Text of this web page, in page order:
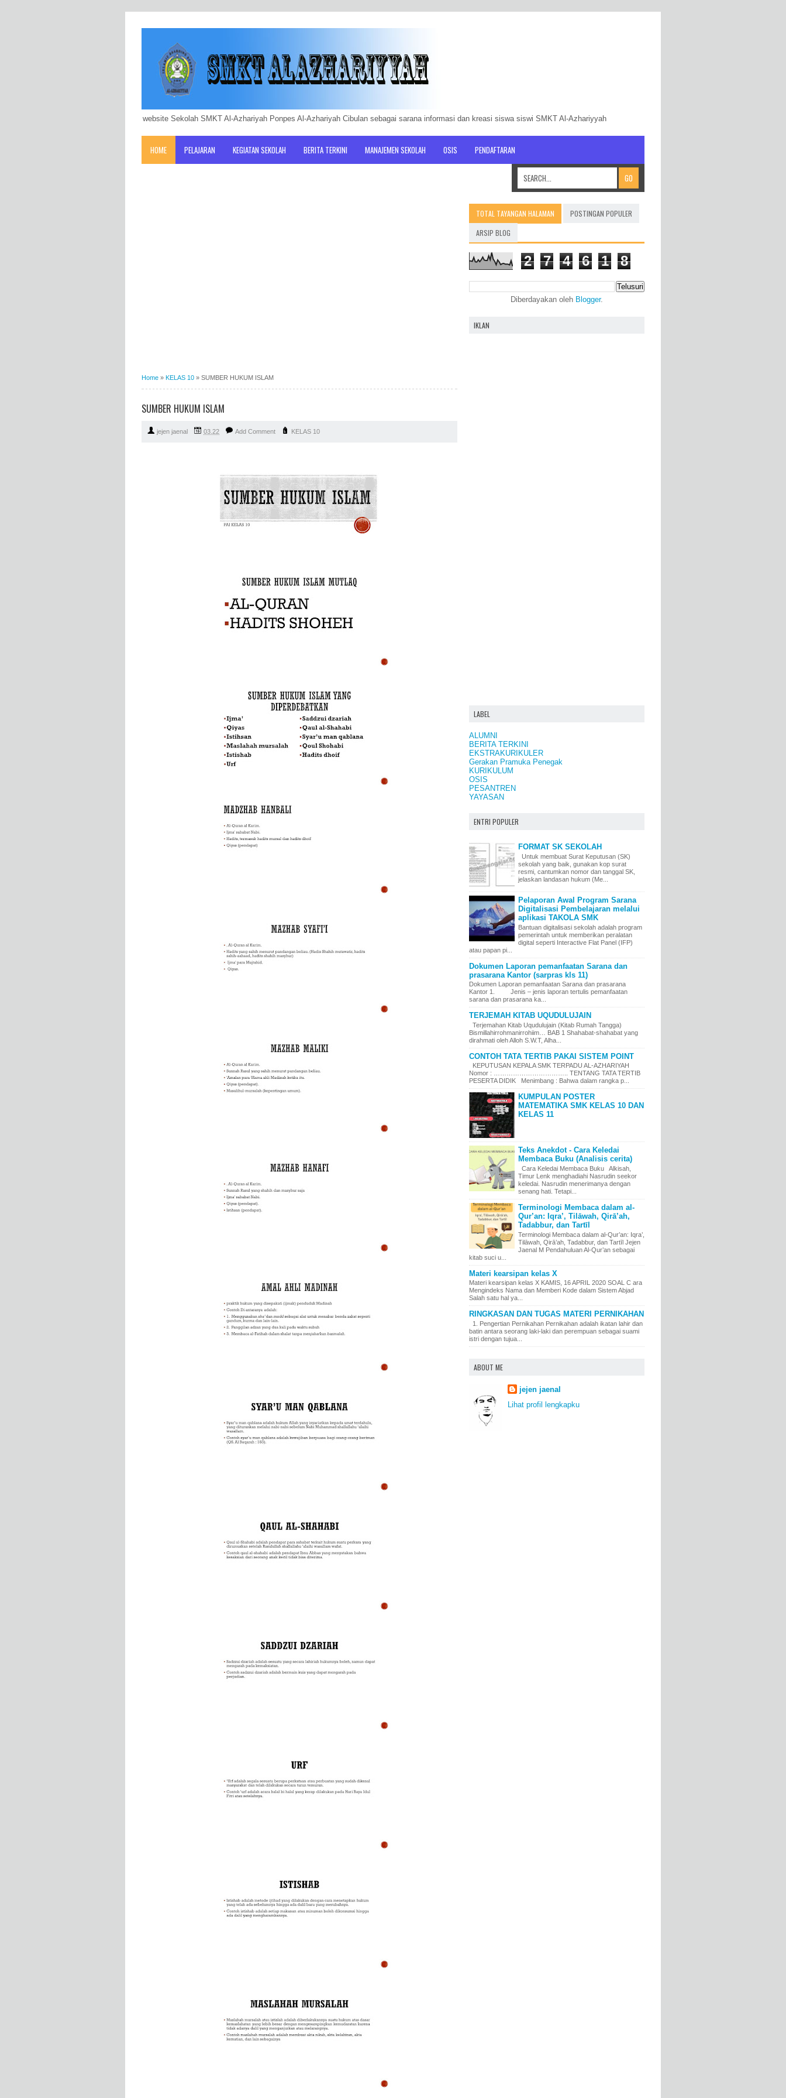
website Sekolah SMKT Al-Azhariyah Ponpes Al-Azhariyah Cibulan sebagai sarana informasi dan kreasi siswa siswi SMKT Al-Azhariyyah
HOME PELAJARAN KEGIATAN SEKOLAH BERITA TERKINI MANAJEMEN SEKOLAH OSIS PENDAFTARAN
Home » KELAS 10 » SUMBER HUKUM ISLAM
SUMBER HUKUM ISLAM
jejen jaenal 03.22 Add Comment KELAS 10
TOTAL TAYANGAN HALAMAN
POSTINGAN POPULER
ARSIP BLOG
2 7 4 6 1 8
Diberdayakan oleh Blogger.
IKLAN
LABEL
ALUMNI
BERITA TERKINI
EKSTRAKURIKULER
Gerakan Pramuka Penegak
KURIKULUM
OSIS
PESANTREN
YAYASAN
ENTRI POPULER
FORMAT SK SEKOLAH
Untuk membuat Surat Keputusan (SK)
sekolah yang baik, gunakan kop surat
resmi, cantumkan nomor dan tanggal SK,
jelaskan landasan hukum (Me...
Pelaporan Awal Program Sarana
Digitalisasi Pembelajaran melalui
aplikasi TAKOLA SMK
Bantuan digitalisasi sekolah adalah program
pemerintah untuk memberikan peralatan
digital seperti Interactive Flat Panel (IFP)
atau papan pi...
Dokumen Laporan pemanfaatan Sarana dan
prasarana Kantor (sarpras kls 11)
Dokumen Laporan pemanfaatan Sarana dan prasarana
Kantor 1. Jenis – jenis laporan tertulis pemanfaatan
sarana dan prasarana ka...
TERJEMAH KITAB UQUDULUJAIN
Terjemahan Kitab Uqudulujain (Kitab Rumah Tangga)
Bismillahirrohmanirrohiim… BAB 1 Shahabat-shahabat yang
dirahmati oleh Alloh S.W.T, Alha...
CONTOH TATA TERTIB PAKAI SISTEM POINT
KEPUTUSAN KEPALA SMK TERPADU AL-AZHARIYAH
Nomor : …………………………….. TENTANG TATA TERTIB
PESERTA DIDIK Menimbang : Bahwa dalam rangka p...
KUMPULAN POSTER
MATEMATIKA SMK KELAS 10 DAN
KELAS 11
Teks Anekdot - Cara Keledai
Membaca Buku (Analisis cerita)
Cara Keledai Membaca Buku Alkisah,
Timur Lenk menghadiahi Nasrudin seekor
keledai. Nasrudin menerimanya dengan
senang hati. Tetapi...
Terminologi Membaca dalam al-
Qur’an: Iqra’, Tilāwah, Qirā’ah,
Tadabbur, dan Tartīl
Terminologi Membaca dalam al-Qur’an: Iqra’,
Tilāwah, Qirā’ah, Tadabbur, dan Tartīl Jejen
Jaenal M Pendahuluan Al-Qur’an sebagai
kitab suci u...
Materi kearsipan kelas X
Materi kearsipan kelas X KAMIS, 16 APRIL 2020 SOAL C ara
Mengindeks Nama dan Memberi Kode dalam Sistem Abjad
Salah satu hal ya...
RINGKASAN DAN TUGAS MATERI PERNIKAHAN
1. Pengertian Pernikahan Pernikahan adalah ikatan lahir dan
batin antara seorang laki-laki dan perempuan sebagai suami
istri dengan tujua...
ABOUT ME
jejen jaenal
Lihat profil lengkapku